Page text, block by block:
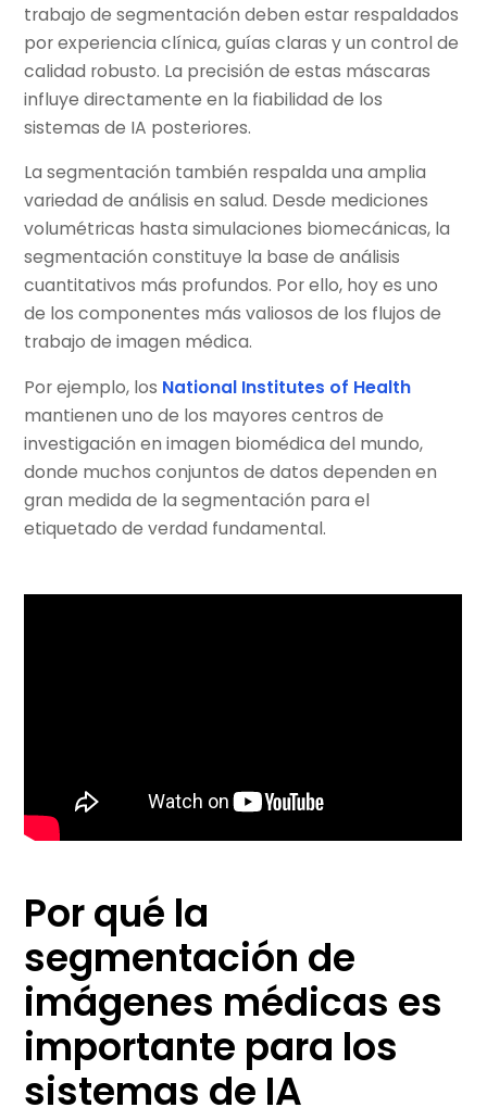
trabajo de segmentación deben estar respaldados
por experiencia clínica, guías claras y un control de
calidad robusto. La precisión de estas máscaras
influye directamente en la fiabilidad de los
sistemas de IA posteriores.
La segmentación también respalda una amplia
variedad de análisis en salud. Desde mediciones
volumétricas hasta simulaciones biomecánicas, la
segmentación constituye la base de análisis
cuantitativos más profundos. Por ello, hoy es uno
de los componentes más valiosos de los flujos de
trabajo de imagen médica.
Por ejemplo, los National Institutes of Health
mantienen uno de los mayores centros de
investigación en imagen biomédica del mundo,
donde muchos conjuntos de datos dependen en
gran medida de la segmentación para el
etiquetado de verdad fundamental.
Por qué la
segmentación de
imágenes médicas es
importante para los
sistemas de IA